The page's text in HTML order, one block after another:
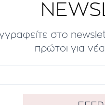
στο
πρώτοι για